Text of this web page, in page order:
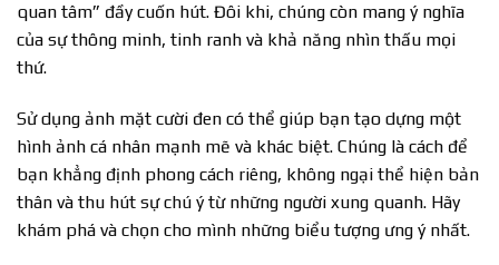
quan tâm” đầy cuốn hút. Đôi khi, chúng còn mang ý nghĩa
của sự thông minh, tinh ranh và khả năng nhìn thấu mọi
thứ.
Sử dụng ảnh mặt cười đen có thể giúp bạn tạo dựng một
hình ảnh cá nhân mạnh mẽ và khác biệt. Chúng là cách để
bạn khẳng định phong cách riêng, không ngại thể hiện bản
thân và thu hút sự chú ý từ những người xung quanh. Hãy
khám phá và chọn cho mình những biểu tượng ưng ý nhất.